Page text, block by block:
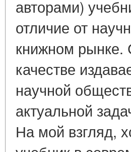
авторами)
отличие от
книжном рынке.
качестве
научной
актуальной
На мой взгляд,